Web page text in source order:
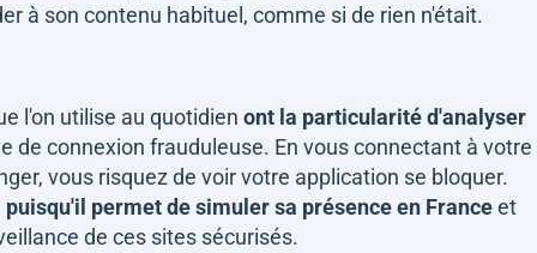
à son contenu habituel, comme si de rien n'était.
l'on utilise au quotidien ont la particularité d'analyser
de connexion frauduleuse. En vous connectant à votre
vous risquez de voir votre application se bloquer.
puisqu'il permet de simuler sa présence en Franceet
de ces sites sécurisés.